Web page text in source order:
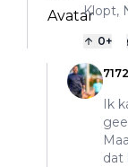
Klopt,
0+
Ik
dat